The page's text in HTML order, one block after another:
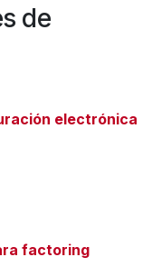
de
electrónica
factoring